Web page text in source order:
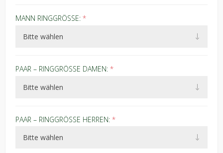
MANN RINGGRÖSSE: *
PAAR – RINGGRÖSSE DAMEN: *
PAAR – RINGGRÖSSE HERREN: *